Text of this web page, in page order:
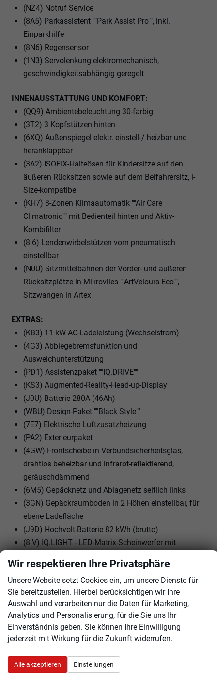
(NZ4) Notruf Service
(8A5) Parkassistent ""Park Assist Pro"", inkl.
Einparkhilfe
(8N6) Regensensor
(1N3) Servolenkung elektromechanisch,
geschwindigkeitsabhängig geregelt
INNENAUSSTATTUNG UND KOMFORT:
(QQ9) Ambientebeleuchtung 30-farbig
(3T2) 3 Kopfstützen hinten
(6XQ) Außenspiegel elektr. einstell-/ heizbar und
heranklappbar
(3A2) ISOFIX-Halteösen für Kindersitze auf den
äußeren Rücksitzen sowie auf dem Beifahrersitz, i-
Size-kompatibel
(KH7) 3-Zonen Klimaautomatik ""Air Care
Climatronic"" mit Bedienteil hinten und Aktiv-
Kombifilter
(8I6) Lendenwirbelstützen vorn pneumatisch
einstellbar
(N0U) Sitzmittelbahnen der Vorder- und äußeren
Rücksitzplätze in Mikrovlies ""ArtVelours Eco"",
Sitzwangen in Artex
EXTRAS:
(KB3) 11 kW AC-Ladeleistung (Wechselstrom)
(4G3) Abbiegebremsfunktion und
Ausweichunterstützung
(PD1) Assistenzpaket ""IQ.DRIVE""
(KS3) Augmented-Reality-Head-up-Display
(J0U) Batterie 280A (46Ah)
(WBU) Design-Paket ""Black Style""
(7E7) Elektrische Luftzusatzheizung
(PA2) Exterieurpaket
(4GW) Frontscheibe in Verbundsicherheitsglas,
drahtlos beheizbar und infrarot-reflektierend,
geräuschdämmend
(6M5) Gepäcknetz und Ablagenetz seitlich links
(3GN) Gepäckraumboden in 2 Höhen einstellbar, für
ebene Ladefläche
(J9D) Hochvolt-Batterie 82 kWh (brutto)
(8IV) IQ.LIGHT - LED-Matrix-Scheinwerfer mit
Schlechtwetterlicht, Begrüßungsfunktion
(PBE) Interieurpaket
(PBP) Komfortpaket inkl. Navigationssystem
""Discover Pro Max""
(8VP) LED-Rückleuchten mit dynamischer
Blinkleuchte
(V95) Leichtmetallräder 8 1/2J x 20 vorn mit 9 1/2J x
20 hinten
Wir respektieren Ihre Privatsphäre
Unsere Website setzt Cookies ein, um unsere Dienste für
Sie bereitzustellen. Hierbei berücksichtigen wir Ihre
Auswahl und verarbeiten nur die Daten für Marketing,
Analytics und Personalisierung, für die Sie uns Ihr
Einverständnis geben. Sie können Ihre Einwilligung
jederzeit mit Wirkung für die Zukunft widerrufen.
Alle akzeptieren Einstellungen